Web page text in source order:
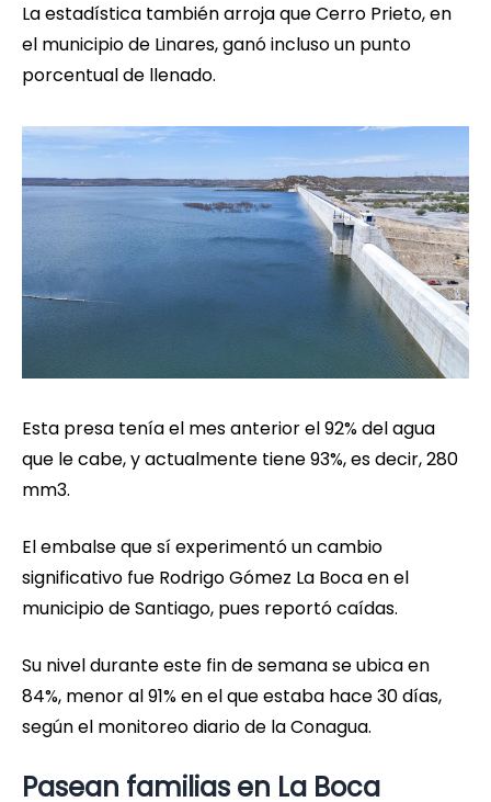
La estadística también arroja que Cerro Prieto, en
el municipio de Linares, ganó incluso un punto
porcentual de llenado.
Esta presa tenía el mes anterior el 92% del agua
que le cabe, y actualmente tiene 93%, es decir, 280
mm3.
El embalse que sí experimentó un cambio
significativo fue Rodrigo Gómez La Boca en el
municipio de Santiago, pues reportó caídas.
Su nivel durante este fin de semana se ubica en
84%, menor al 91% en el que estaba hace 30 días,
según el monitoreo diario de la Conagua.
Pasean familias en La Boca